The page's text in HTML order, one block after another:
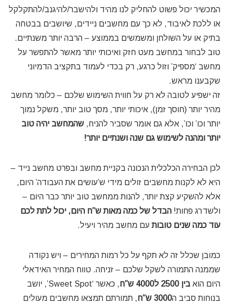
המכשיר יכול פשוט להחליק לנו מהיד ולהישבר/להיגנב/להתקלקל
או ללכת לאיבוד, לא כך עם מחשבים ניידים, שיושבים בבטחה
בתיק או על השולחן ומשמשים בממוצע – הרבה יותר משנתיים.
טוב לבחור במחשב מעט חזק ואיכותי יותר מאשר להתפשר על
מחשב ‘מספיק’ וזול כרגע, רק בכדי לעמוד בתקציב הדמיוני
שקבענו מראש.
זה ישפיע לטובה לא רק על חווית השימוש שלכם – כלומר מחשב
מהיר יותר (חוסך זמן), איכותי יותר, מסך טוב יותר, משקל נמוך
יותר וכו’ וכו’, אלא גם אומר שסביר להניח, שהמחשב יהיה טוב
יותר ומהנה לשימוש גם שנה ושנתיים יותר!
לכן הבחירה הכלכלית הנכונה בקניית מחשב ובפרט מחשב נייד –
היא לא לקנות מחשבים זולים מידי ש’עושים את העבודה’ היום,
אלא להשקיע קצת יותר, להנות ממחשב טוב יותר כבר היום –
ולשדרג פחות! הבדל של כמה מאות ש”ח היום, יכול לתת לכם
עוד כמה שנים טובות עם מחשב מהיר ויעיל.
כמובן שכלל זה לא תקף על כל רמות המחירים – ויש נקודה
שממנה התמורה לשקל שלכם – זניחה. טווח המחיר האידאלי
היום הוא בין 2500 ל4000 ש”ח
, כאשר ‘Sweet Spot’, יושב
בנוחות סביב ה3000 ש”ח
, תמורתם תמצאו מחשבים מעולים